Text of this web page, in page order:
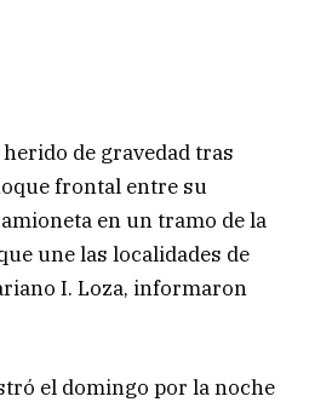
de gravedad tras
frontal entre su
en un tramo de la
une las localidades de
I. Loza, informaron
el domingo por la noche